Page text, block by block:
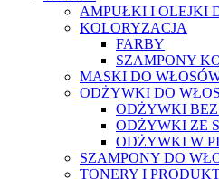
AMPUŁKI I OLEJKI
KOLORYZACJA
FARBY
SZAMPONY
MASKI DO
ODŻYWKI DO
ODŻYWKI
ODŻYWKI ZE
ODŻYWKI W
SZAMPONY DO
TONERY I